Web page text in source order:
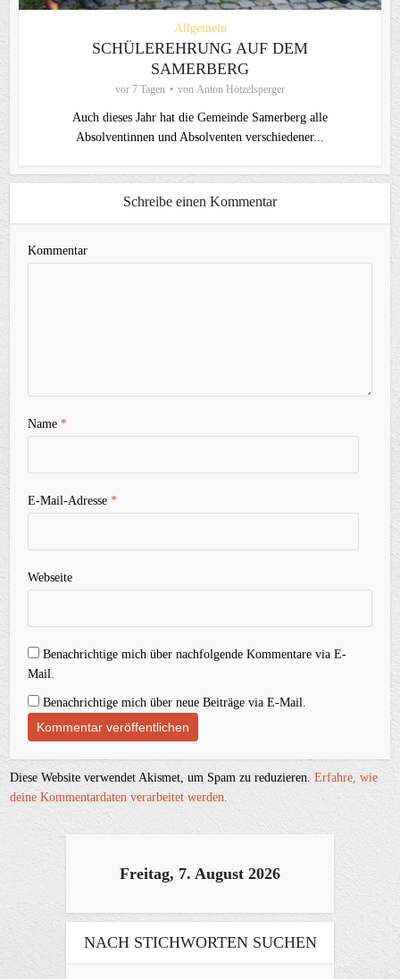
Allgemein
SCHÜLEREHRUNG AUF DEM
SAMERBERG
vor 7 Tagen von Anton Hötzelsperger
Auch dieses Jahr hat die Gemeinde Samerberg alle
Absolventinnen und Absolventen verschiedener...
Schreibe einen Kommentar
Kommentar
Name*
E-Mail-Adresse*
Webseite
Benachrichtige mich über nachfolgende Kommentare via E-
Mail.
Benachrichtige mich über neue Beiträge via E-Mail.
Diese Website verwendet Akismet, um Spam zu reduzieren.Erfahre, wie
deine Kommentardaten verarbeitet werden.
Freitag, 7. August 2026
NACH STICHWORTEN SUCHEN